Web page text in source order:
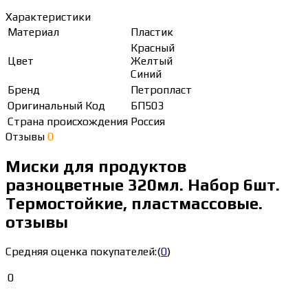
Характеристики
Материал
Пластик
Цвет
Красный
Желтый
Синий
Бренд
Петропласт
Оригинальный Код
БП503
Страна происхождения Россия
Отзывы 0
Миски для продуктов
разноцветные 320мл. Набор 6шт.
Термостойкие, пластмассовые.
отзывы
Средняя оценка покупателей:(0)
0